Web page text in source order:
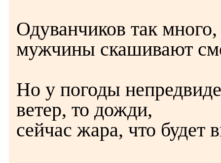
Одуванчиков так
мужчины скашивают
Но у погоды
ветер, то дожди,
сейчас жара, что будет